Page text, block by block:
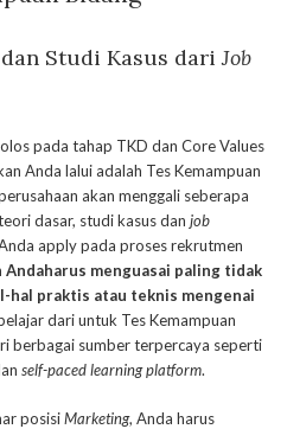
Studi Kasus dariJob
pada tahap TKD dan Core Values
Anda lalui adalah Tes Kemampuan
akan menggali seberapa
dasar, studi kasus dan job
apply pada proses rekrutmen
Andaharus menguasai paling tidak
hal praktis atau teknis mengenai
dari untuk Tes Kemampuan
berbagai sumber terpercaya seperti
self-paced learning platform.
posisiMarketing, Anda harus